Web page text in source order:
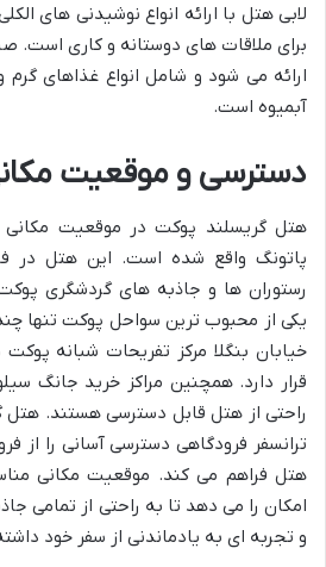
لابی هتل با ارائه انواع نوشیدنی های
برای ملاقات های دوستانه و کاری است.
ارائه می شود و شامل انواع غذاهای
آبمیوه است.
دسترسی و موقعیت
هتل گریسلند پوکت در موقعیت
پاتونگ واقع شده است. این هتل در
رستوران ها و جاذبه های گردشگری
یکی از محبوب ترین سواحل پوکت تنها
خیابان بنگلا مرکز تفریحات شبانه
قرار دارد. همچنین مراکز خرید جانگ
راحتی از هتل قابل دسترسی هستند. هتل
ترانسفر فرودگاهی دسترسی آسانی را از
هتل فراهم می کند. موقعیت مکانی
امکان را می دهد تا به راحتی از تمامی
و تجربه ای به یادماندنی از سفر خود